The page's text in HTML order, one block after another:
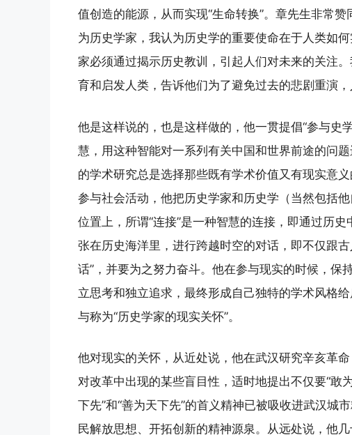
值创造的能源，从而实现“生命转换”。章先生非常
为历史学家，我认为历史学的重要使命在于人类如
家必须通过揭示历史教训，引起人们对未来的关注
育和启发人类，告诉他们为了避免过去的悲剧重演
他是这样说的，也是这样做的，他一贯提倡“参与史
慧，用这种智能对一系列有关中国和世界前途的问
的学术研究总是选择那些既有学术价值又有现实意
参与社会活动，他把历史学家和历史学（当然包括
位置上，所谓“连接”是一种智慧的连接，即通过历史
张在历史海洋里，进行跨越时空的对话，即不仅跟
话”，并要为之努力奋斗。他在参与现实的时候，保
立思考和独立追求，最终形成自己独特的学术风格
与称为“历史学家的现实关怀”。
他对现实的关怀，从近处说，他在武汉研究辛亥革
对改革中出现的某些盲目性，适时地提出不仅要“敢
下先”和“善为天下先”的首义精神已被吸收进武汉城
民解放思想、开拓创新的精神源泉。从远处说，他